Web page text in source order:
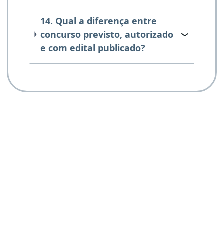
14. Qual a diferença entre
concurso previsto, autorizado
e com edital publicado?